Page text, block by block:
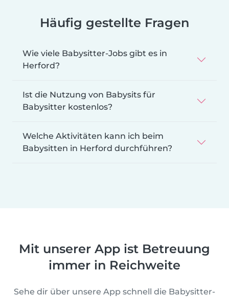
Häufig gestellte Fragen
Wie viele Babysitter-Jobs gibt es in
Herford?
Ist die Nutzung von Babysits für
Babysitter kostenlos?
Welche Aktivitäten kann ich beim
Babysitten in Herford durchführen?
Mit unserer App ist Betreuung
immer in Reichweite
Sehe dir über unsere App schnell die Babysitter-